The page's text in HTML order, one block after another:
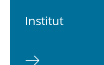
In­sti­tut